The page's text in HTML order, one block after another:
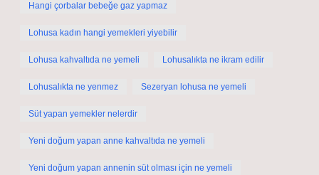
Hangi çorbalar bebeğe gaz yapmaz
Lohusa kadın hangi yemekleri yiyebilir
Lohusa kahvaltıda ne yemeli Lohusalıkta ne ikram edilir
Lohusalıkta ne yenmez Sezeryan lohusa ne yemeli
Süt yapan yemekler nelerdir
Yeni doğum yapan anne kahvaltıda ne yemeli
Yeni doğum yapan annenin süt olması için ne yemeli